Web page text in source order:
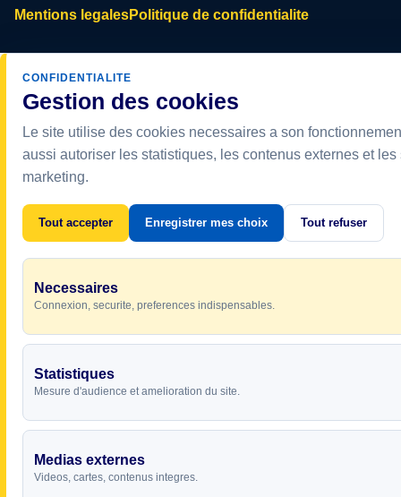
Mentions legalesPolitique de confidentialite
CONFIDENTIALITE
Gestion des cookies
Le site utilise des cookies necessaires a son
aussi autoriser les statistiques, les contenus externes et les
marketing.
Tout accepter Enregistrer mes choix Tout refuser
Necessaires
Connexion, securite, preferences indispensables.
Statistiques
Mesure d'audience et amelioration du site.
Medias externes
Videos, cartes, contenus integres.